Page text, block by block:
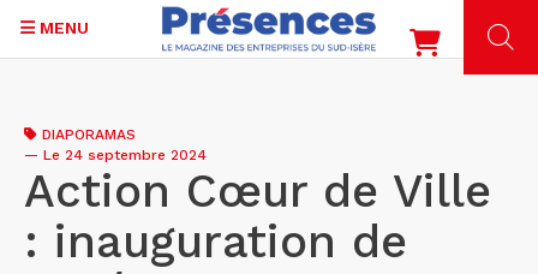
contenu
principal
MENU
DIAPORAMAS
— Le 24 septembre 2024
Action Cœur de Ville
: inauguration de